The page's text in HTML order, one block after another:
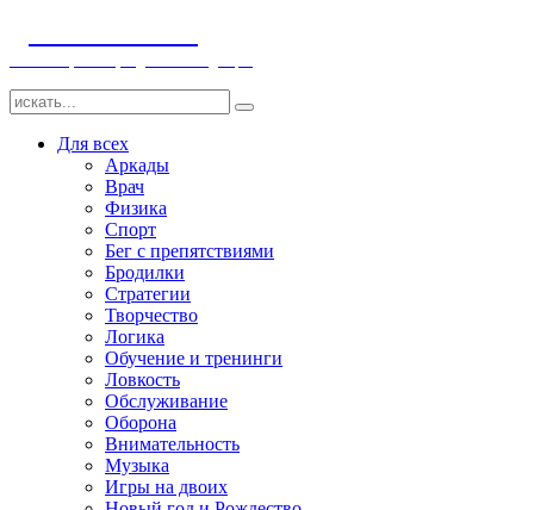
Для всех
Аркады
Врач
Физика
Спорт
Бег с препятствиями
Бродилки
Стратегии
Творчество
Логика
Обучение и тренинги
Ловкость
Обслуживание
Оборона
Внимательность
Музыка
Игры на двоих